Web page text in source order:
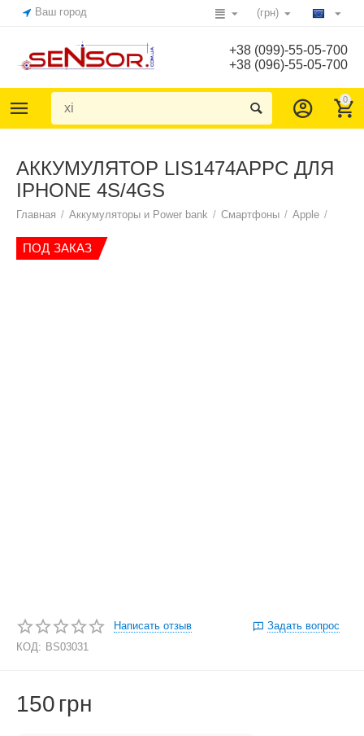
Ваш город (грн)
+38 (099)-55-05-700
+38 (096)-55-05-700
0
АККУМУЛЯТОР LIS1474APPC ДЛЯ
IPHONE 4S/4GS
Главная / Аккумуляторы и Power bank / Смартфоны / Apple /
ПОД ЗАКАЗ
Написать отзыв
Задать вопрос
КОД: BS03031
150 грн